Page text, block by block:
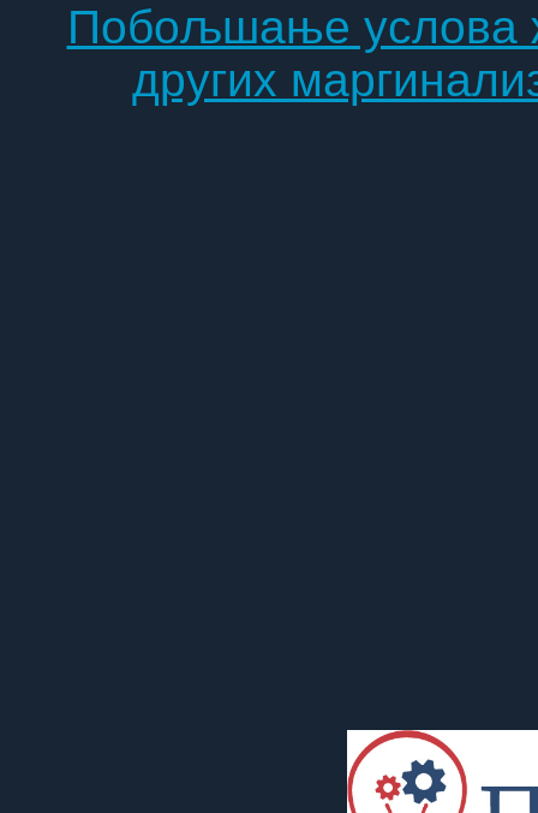
Побољшање услова
других